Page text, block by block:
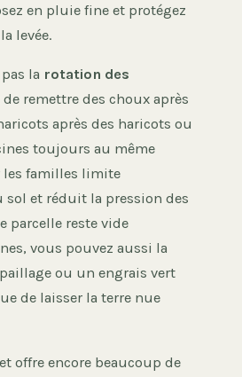
en pluie fine et protégez
levée.
la rotation des
de remettre des choux après
après des haricots ou
toujours au même
les familles limite
sol et réduit la pression des
parcelle reste vide
vous pouvez aussi la
ou un engrais vert
de laisser la terre nue
offre encore beaucoup de